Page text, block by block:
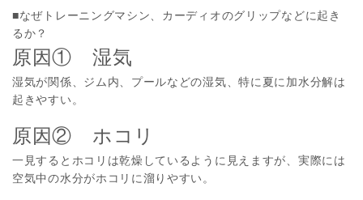
■なぜトレーニングマシン、カーディオのグリップなどに起き
るか？
原因① 湿気
湿気が関係、ジム内、プールなどの湿気、特に夏に加水分解は
起きやすい。
原因② ホコリ
一見するとホコリは乾燥しているように見えますが、実際には
空気中の水分がホコリに溜りやすい。